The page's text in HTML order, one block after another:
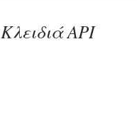
Κλειδιά API